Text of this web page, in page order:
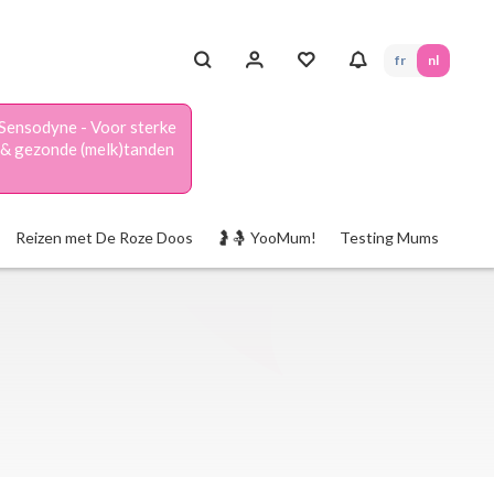
fr nl
- Voor sterke
& gezonde (melk)tanden
Reizen met De Roze Doos 🤰🤱 YooMum! Testing Mums